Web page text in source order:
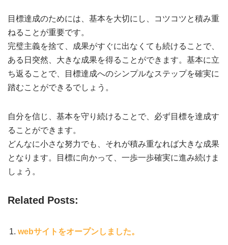
目標達成のためには、基本を大切にし、コツコツと積み重
ねることが重要です。
完璧主義を捨て、成果がすぐに出なくても続けることで、
ある日突然、大きな成果を得ることができます。基本に立
ち返ることで、目標達成へのシンプルなステップを確実に
踏むことができるでしょう。
自分を信じ、基本を守り続けることで、必ず目標を達成す
ることができます。
どんなに小さな努力でも、それが積み重なれば大きな成果
となります。目標に向かって、一歩一歩確実に進み続けま
しょう。
Related Posts:
webサイトをオープンしました。